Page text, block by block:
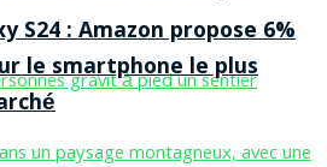
S24 : Amazon propose 6%
le smartphone le plus